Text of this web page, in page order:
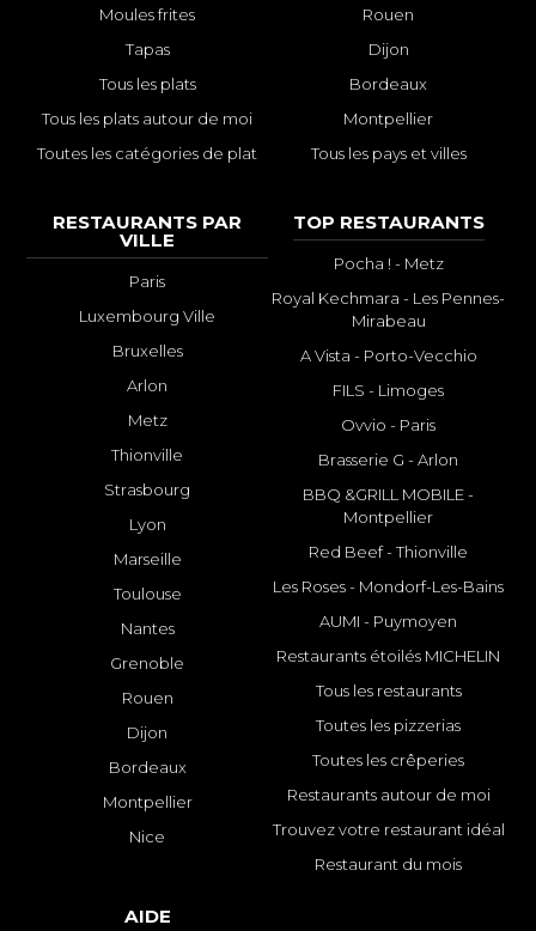
Moules frites
Tapas
Tous les plats
Tous les plats autour de moi
Toutes les catégories de plat
Rouen
Dijon
Bordeaux
Montpellier
Tous les pays et villes
RESTAURANTS PAR
VILLE
Paris
Luxembourg Ville
Bruxelles
Arlon
Metz
Thionville
Strasbourg
Lyon
Marseille
Toulouse
Nantes
Grenoble
Rouen
Dijon
Bordeaux
Montpellier
Nice
TOP RESTAURANTS
Pocha ! - Metz
Royal Kechmara - Les Pennes-
Mirabeau
A Vista - Porto-Vecchio
FILS - Limoges
Ovvio - Paris
Brasserie G - Arlon
BBQ &GRILL MOBILE -
Montpellier
Red Beef - Thionville
Les Roses - Mondorf-Les-Bains
AUMI - Puymoyen
Restaurants étoilés MICHELIN
Tous les restaurants
Toutes les pizzerias
Toutes les crêperies
Restaurants autour de moi
Trouvez votre restaurant idéal
Restaurant du mois
AIDE